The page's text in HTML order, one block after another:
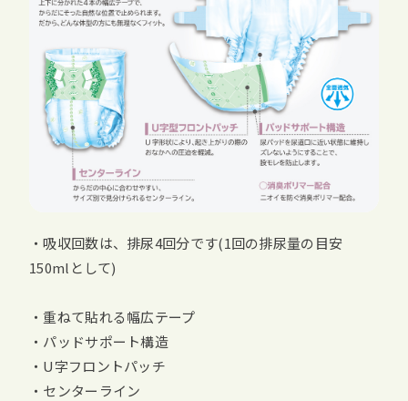
・吸収回数は、排尿4回分です(1回の排尿量の目安
150mlとして)
・重ねて貼れる幅広テープ
・パッドサポート構造
・U字フロントパッチ
・センターライン